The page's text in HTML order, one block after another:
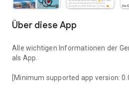
Über diese App
Alle wichtigen Informationen der
als App.
[Minimum supported app version: